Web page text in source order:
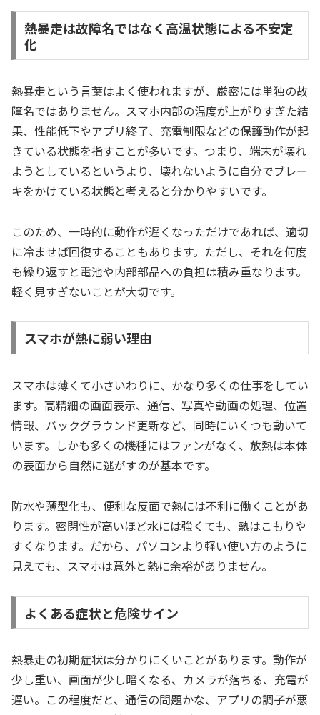
熱暴走は故障名ではなく高温状態による不安定
化
熱暴走という言葉はよく使われますが、厳密には単独の故
障名ではありません。スマホ内部の温度が上がりすぎた結
果、性能低下やアプリ終了、充電制限などの保護動作が起
きている状態を指すことが多いです。つまり、端末が壊れ
ようとしているというより、壊れないように自分でブレー
キをかけている状態と考えると分かりやすいです。
このため、一時的に動作が遅くなっただけであれば、適切
に冷ませば回復することもあります。ただし、それを何度
も繰り返すと電池や内部部品への負担は積み重なります。
軽く見すぎないことが大切です。
スマホが熱に弱い理由
スマホは薄くて小さいわりに、かなり多くの仕事をしてい
ます。高精細の画面表示、通信、写真や動画の処理、位置
情報、バックグラウンド更新など、同時にいくつも動いて
います。しかも多くの機種にはファンがなく、放熱は本体
の表面から自然に逃がすのが基本です。
防水や薄型化も、便利な反面で熱には不利に働くことがあ
ります。密閉性が高いほど水には強くても、熱はこもりや
すくなります。だから、パソコンより軽い使い方のように
見えても、スマホは意外と熱に余裕がありません。
よくある症状と危険サイン
熱暴走の初期症状は分かりにくいことがあります。動作が
少し重い、画面が少し暗くなる、カメラが落ちる、充電が
遅い。この程度だと、通信の問題かな、アプリの調子が悪